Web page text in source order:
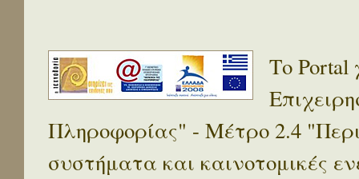
Το Portal
Πληροφορίας" - Μέτρο 2.4
συστήματα και καινοτομικές